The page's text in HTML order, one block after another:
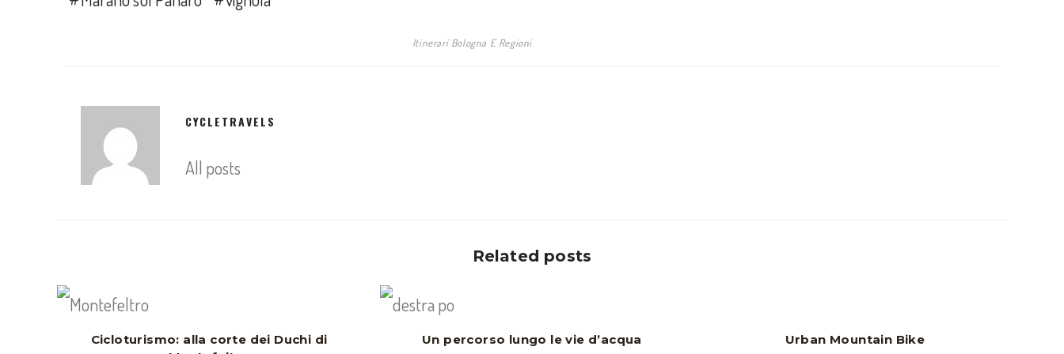
Itinerari Bologna E Regioni
CYCLETRAVELS
All posts
Related posts
Cicloturismo: alla corte dei Duchi di
Un percorso lungo le vie d’acqua Urban Mountain Bike